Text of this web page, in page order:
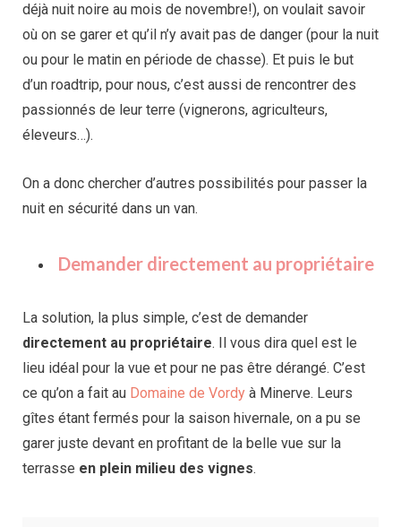
déjà nuit noire au mois de novembre!), on voulait savoir
où on se garer et qu’il n’y avait pas de danger (pour la nuit
ou pour le matin en période de chasse). Et puis le but
d’un roadtrip, pour nous, c’est aussi de rencontrer des
passionnés de leur terre (vignerons, agriculteurs,
éleveurs…).
On a donc chercher d’autres possibilités pour passer la
nuit en sécurité dans un van.
Demander directement au propriétaire
La solution, la plus simple, c’est de demander
directement au propriétaire. Il vous dira quel est le
lieu idéal pour la vue et pour ne pas être dérangé. C’est
ce qu’on a fait au Domaine de Vordy à Minerve. Leurs
gîtes étant fermés pour la saison hivernale, on a pu se
garer juste devant en profitant de la belle vue sur la
terrasse en plein milieu des vignes.